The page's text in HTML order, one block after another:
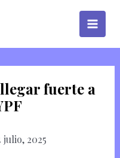
fuerte a
julio, 2025